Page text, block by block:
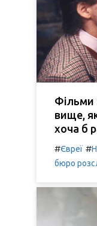
Фільми
вище,
хоча б
#Євреї #
бюро